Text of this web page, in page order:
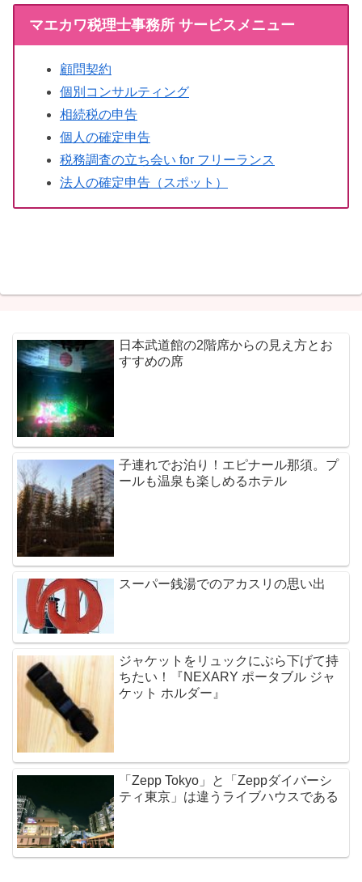
マエカワ税理士事務所 サービスメニュー
顧問契約
個別コンサルティング
相続税の申告
個人の確定申告
税務調査の立ち会い for フリーランス
法人の確定申告（スポット）
日本武道館の2階席からの見え方とお
すすめの席
子連れでお泊り！エピナール那須。プ
ールも温泉も楽しめるホテル
スーパー銭湯でのアカスリの思い出
ジャケットをリュックにぶら下げて持
ちたい！『NEXARY ポータブル ジャ
ケット ホルダー』
「Zepp Tokyo」と「Zeppダイバーシ
ティ東京」は違うライブハウスである